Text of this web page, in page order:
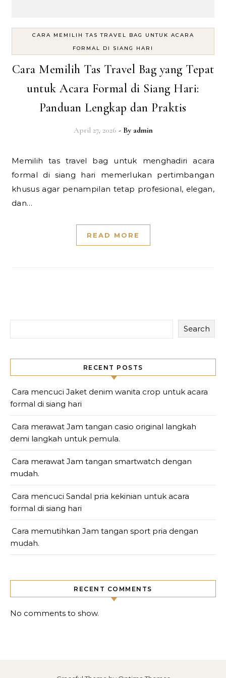
CARA MEMILIH TAS TRAVEL BAG UNTUK ACARA
FORMAL DI SIANG HARI
Cara Memilih Tas Travel Bag yang Tepat
untuk Acara Formal di Siang Hari:
Panduan Lengkap dan Praktis
April 27, 2026 - By admin
Memilih tas travel bag untuk menghadiri acara
formal di siang hari memerlukan pertimbangan
khusus agar penampilan tetap profesional, elegan,
dan…
READ MORE
Search
RECENT POSTS
Cara mencuci Jaket denim wanita crop untuk acara
formal di siang hari
Cara merawat Jam tangan casio original langkah
demi langkah untuk pemula.
Cara merawat Jam tangan smartwatch dengan
mudah.
Cara mencuci Sandal pria kekinian untuk acara
formal di siang hari
Cara memutihkan Jam tangan sport pria dengan
mudah.
RECENT COMMENTS
No comments to show.